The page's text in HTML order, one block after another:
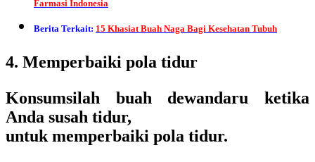
Farmasi Indonesia
Berita Terkait: 15 Khasiat Buah Naga Bagi Kesehatan Tubuh
4. Memperbaiki pola tidur
Konsumsilah buah dewandaru ketika
Anda susah tidur,
untuk memperbaiki pola tidur.